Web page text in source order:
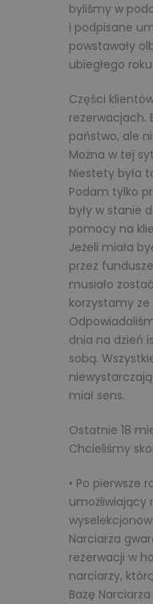
byliśmy w
i podpisane
powstawały
ubiegłego roku.
Części
rezerwacjach.
państwo, ale
Można w tej
Niestety była
Podam tylko
były w stanie
pomocy na
Jeżeli miała
przez
musiało
korzystamy
dnia na dzień
sobą.
miał sens.
Ostatnie 18
Chcieliśmy
• Po pierwsze
umożliwiający
Narciarza
rezerwacji w
narciarzy,
Bazę